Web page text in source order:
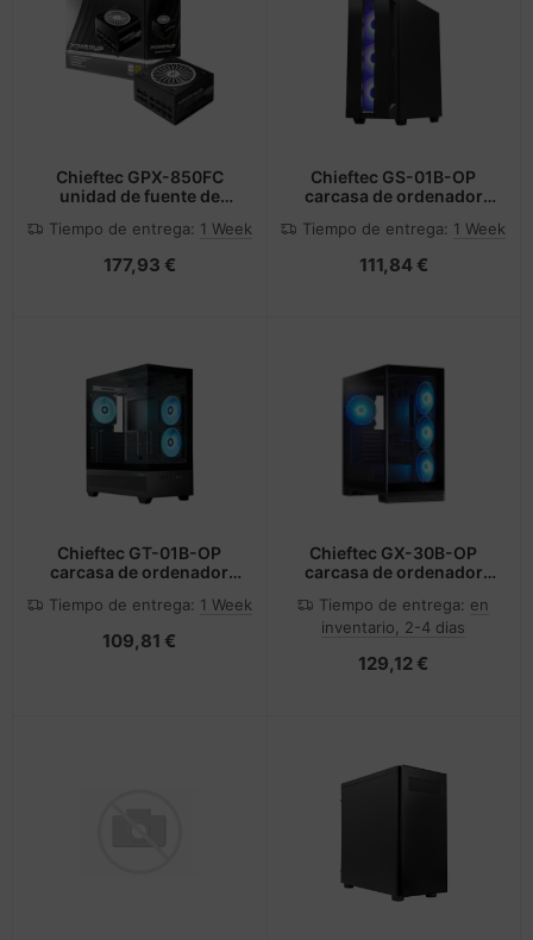
Chieftec GPX-850FC
unidad de fuente de
20+4 pin ATX Negro
Tiempo de entrega: 1 Week
177,93 €
Chieftec GS-01B-OP
carcasa de ordenador
Tiempo de entrega: 1 Week
111,84 €
Chieftec GT-01B-OP
carcasa de ordenador
Tiempo de entrega: 1 Week
109,81 €
Chieftec GX-30B-OP
carcasa de ordenador
Tiempo de entrega: en
inventario, 2-4 dias
129,12 €